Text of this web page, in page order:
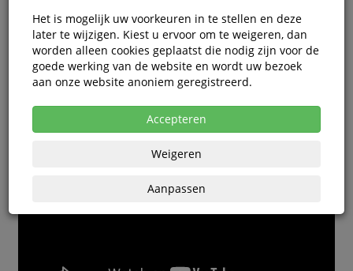
Alle video's
Het is mogelijk uw voorkeuren in te stellen en deze
later te wijzigen. Kiest u ervoor om te weigeren, dan
worden alleen cookies geplaatst die nodig zijn voor de
goede werking van de website en wordt uw bezoek
aan onze website anoniem geregistreerd.
Accepteren
Weigeren
Aanpassen